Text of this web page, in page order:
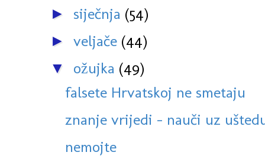
► siječnja (54)
► veljače (44)
▼ ožujka (49)
falsete Hrvatskoj ne smetaju
znanje vrijedi - nauči uz
nemojte